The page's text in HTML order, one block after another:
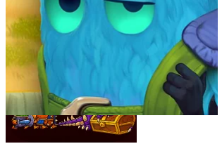
Juegos relacionados